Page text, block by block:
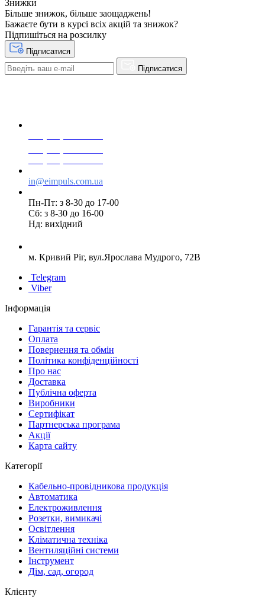
Знижки
Більше знижок, більше заощаджень!
Бажаєте бути в курсі всіх акцій та знижок?
Підпишіться на розсилку
Підписатися
Підписатися
in@eimpuls.com.ua
Пн-Пт: з 8-30 до 17-00
Сб: з 8-30 до 16-00
Нд: вихідний
м. Кривий Ріг, вул.Ярослава Мудрого, 72В
Telegram
Viber
Інформація
Гарантія та сервіс
Оплата
Повернення та обмін
Політика конфіденційності
Про нас
Доставка
Публічна оферта
Виробники
Сертифікат
Партнерська програма
Акції
Карта сайту
Категорії
Кабельно-провідникова продукція
Автоматика
Електроживлення
Розетки, вимикачі
Освітлення
Кліматична техніка
Вентиляційні системи
Інструмент
Дім, сад, огород
Клієнту